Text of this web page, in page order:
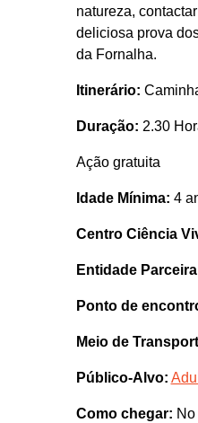
natureza,
deliciosa prova
da Fornalha.
Itinerário:
Duração: 2.30
Ação gratuita
Idade Mínima: 4
Centro Ciência
Entidade
Ponto de
Meio de
Público-Alvo:
Como chegar: